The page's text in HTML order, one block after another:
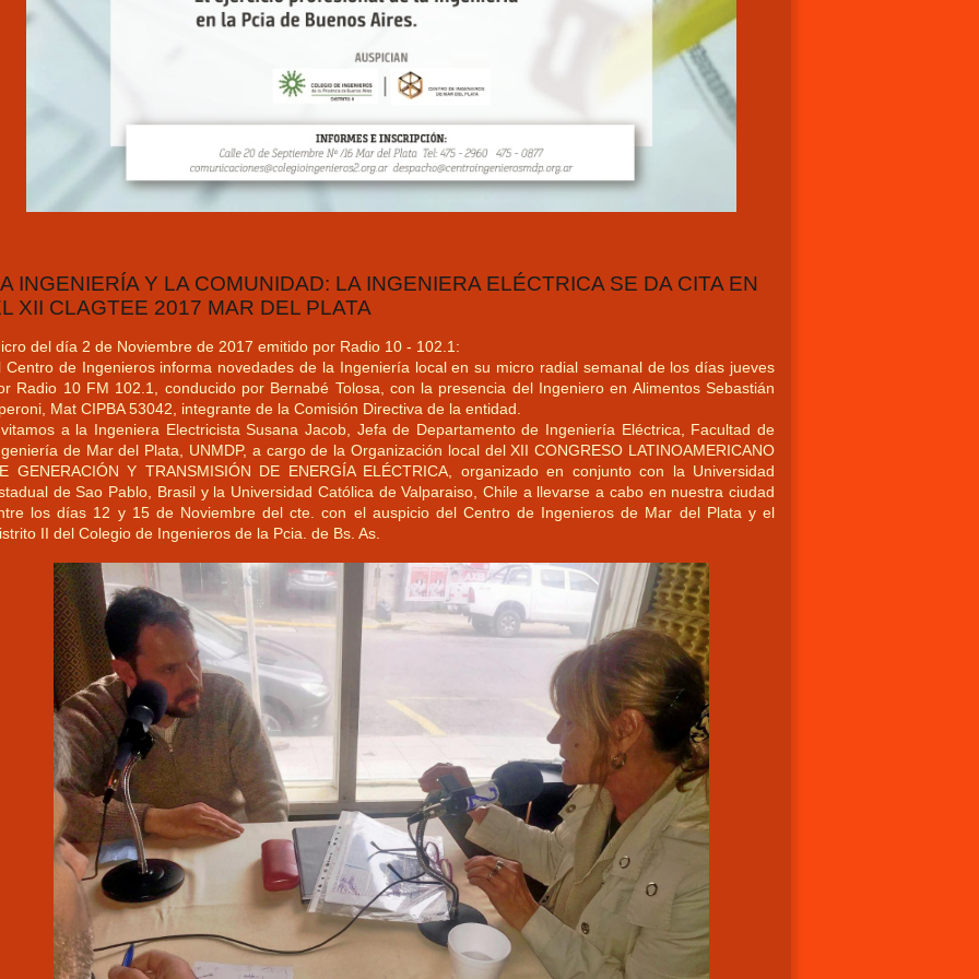
INGENIERÍA Y LA COMUNIDAD: LA INGENIERA ELÉCTRICA SE DA CITA EN
XII CLAGTEE 2017 MAR DEL PLATA
del día 2 de Noviembre de 2017 emitido por Radio 10 - 102.1:
Centro de Ingenieros informa novedades de la Ingeniería local en su micro radial semanal de los días jueves
Radio 10 FM 102.1, conducido por Bernabé Tolosa, con la presencia del Ingeniero en Alimentos Sebastián
Mat CIPBA 53042, integrante de la Comisión Directiva de la entidad.
a la Ingeniera Electricista Susana Jacob, Jefa de Departamento de Ingeniería Eléctrica, Facultad de
de Mar del Plata, UNMDP, a cargo de la Organización local del XII CONGRESO LATINOAMERICANO
GENERACIÓN Y TRANSMISIÓN DE ENERGÍA ELÉCTRICA, organizado en conjunto con la Universidad
de Sao Pablo, Brasil y la Universidad Católica de Valparaiso, Chile a llevarse a cabo en nuestra ciudad
los días 12 y 15 de Noviembre del cte. con el auspicio del Centro de Ingenieros de Mar del Plata y el
II del Colegio de Ingenieros de la Pcia. de Bs. As.